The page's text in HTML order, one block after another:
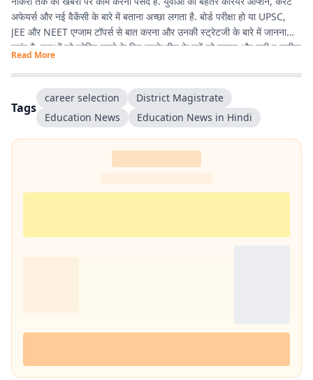
अफेयर्स और नई वैकेंसी के बारे में बताना अच्छा लगता है. बोर्ड परीक्षा हो या UPSC,
JEE और NEET एग्जाम टॉपर्स से बात करना और उनकी स्ट्रेटजी के बारे में जानना
पसंद है. युवाओं को प्रेरित करने के लिए उनके बीच के मुद्दों को उठाना और सही व सटीक
जानकारी देना ही उनकी प्राथमिकता है.
Read More
Tags
career selection
District Magistrate
Education News
Education News in Hindi